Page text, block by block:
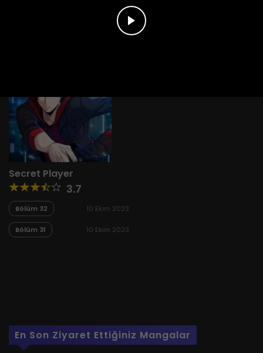
Secret Player
3.7
Bölüm 32 10 Ekim 2023
Bölüm 31 10 Ekim 2023
En Son Ziyaret Ettiğiniz Mangalar